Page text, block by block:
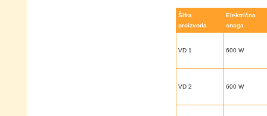
Šifra
proizvoda
Električna
snaga
VD 1 600 W
VD 2 600 W